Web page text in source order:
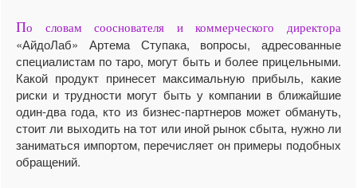
По словам сооснователя и коммерческого директора
«АйдоЛаб» Артема Ступака, вопросы, адресованные
специалистам по таро, могут быть и более прицельными.
Какой продукт принесет максимальную прибыль, какие
риски и трудности могут быть у компании в ближайшие
один-два года, кто из бизнес-партнеров может обмануть,
стоит ли выходить на тот или иной рынок сбыта, нужно ли
заниматься импортом, перечисляет он примеры подобных
обращений.